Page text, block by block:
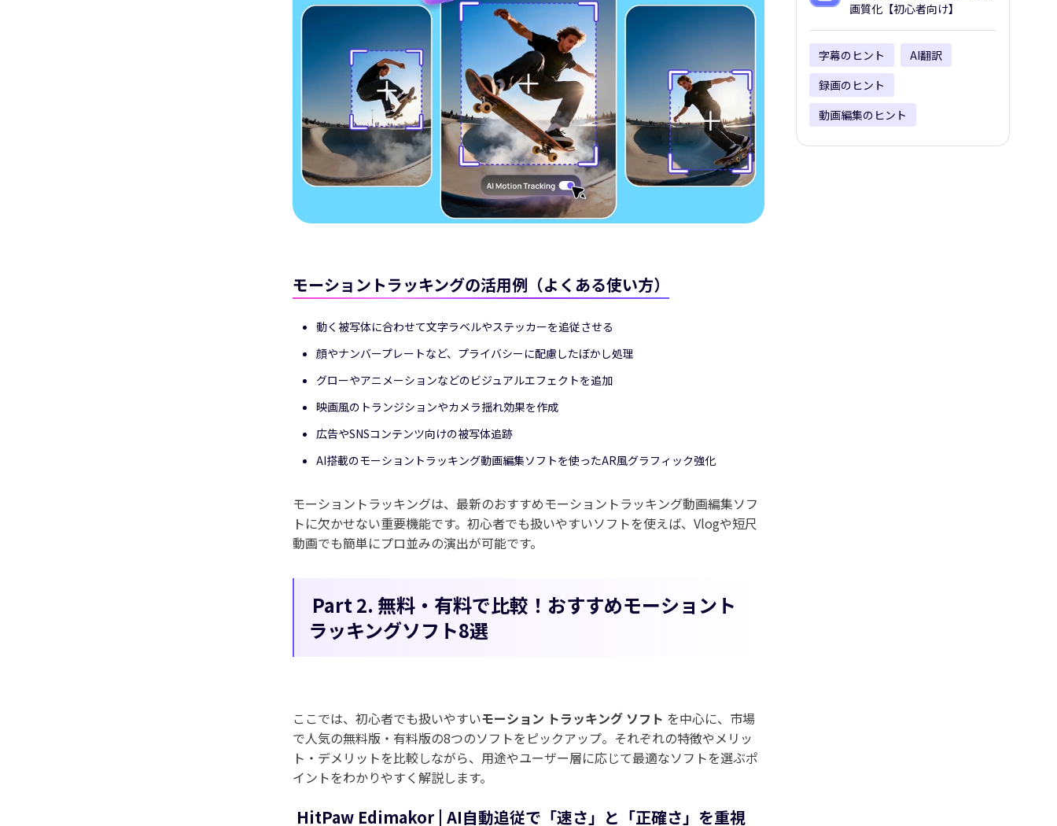
モーショントラッキングの活用例（よくある使い方）
動く被写体に合わせて文字ラベルやステッカーを追従させる
顔やナンバープレートなど、プライバシーに配慮したぼかし処理
グローやアニメーションなどのビジュアルエフェクトを追加
映画風のトランジションやカメラ揺れ効果を作成
広告やSNSコンテンツ向けの被写体追跡
AI搭載のモーショントラッキング動画編集ソフトを使ったAR風グラフィック強化
モーショントラッキングは、最新のおすすめモーショントラッキング動画編集ソフ
トに欠かせない重要機能です。初心者でも扱いやすいソフトを使えば、Vlogや短尺
動画でも簡単にプロ並みの演出が可能です。
Part 2. 無料・有料で比較！おすすめモーショント
ラッキングソフト8選
ここでは、初心者でも扱いやすいモーション トラッキング ソフト を中心に、市場
で人気の無料版・有料版の8つのソフトをピックアップ。それぞれの特徴やメリッ
ト・デメリットを比較しながら、用途やユーザー層に応じて最適なソフトを選ぶポ
イントをわかりやすく解説します。
HitPaw Edimakor | AI自動追従で「速さ」と「正確さ」を重視
画質化【初心者向け】
字幕のヒント
AI翻訳
録画のヒント
動画編集のヒント